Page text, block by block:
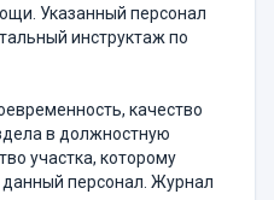
Указанный персонал
инструктаж по
качество
в должностную
участка, которому
персонал. Журнал